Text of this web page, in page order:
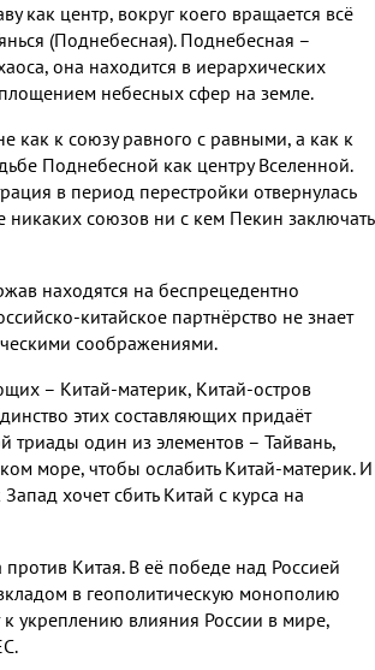
как центр, вокруг коего вращается всё
(Поднебесная). Поднебесная –
она находится в иерархических
небесных сфер на земле.
как к союзу равного с равными, а как к
Поднебесной как центру Вселенной.
в период перестройки отвернулась
союзов ни с кем Пекин заключать
находятся на беспрецедентно
китайское партнёрство не знает
соображениями.
– Китай-материк, Китай-остров
этих составляющих придаёт
триады один из элементов – Тайвань,
море, чтобы ослабить Китай-материк. И
хочет сбить Китай с курса на
Китая. В её победе над Россией
в геополитическую монополию
укреплению влияния России в мире,